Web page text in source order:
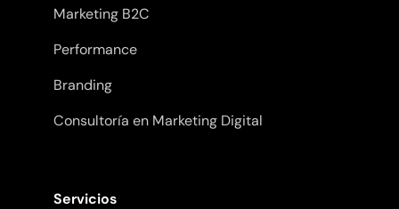
Marketing B2C
Performance
Branding
Consultoría en Marketing Digital
Servicios